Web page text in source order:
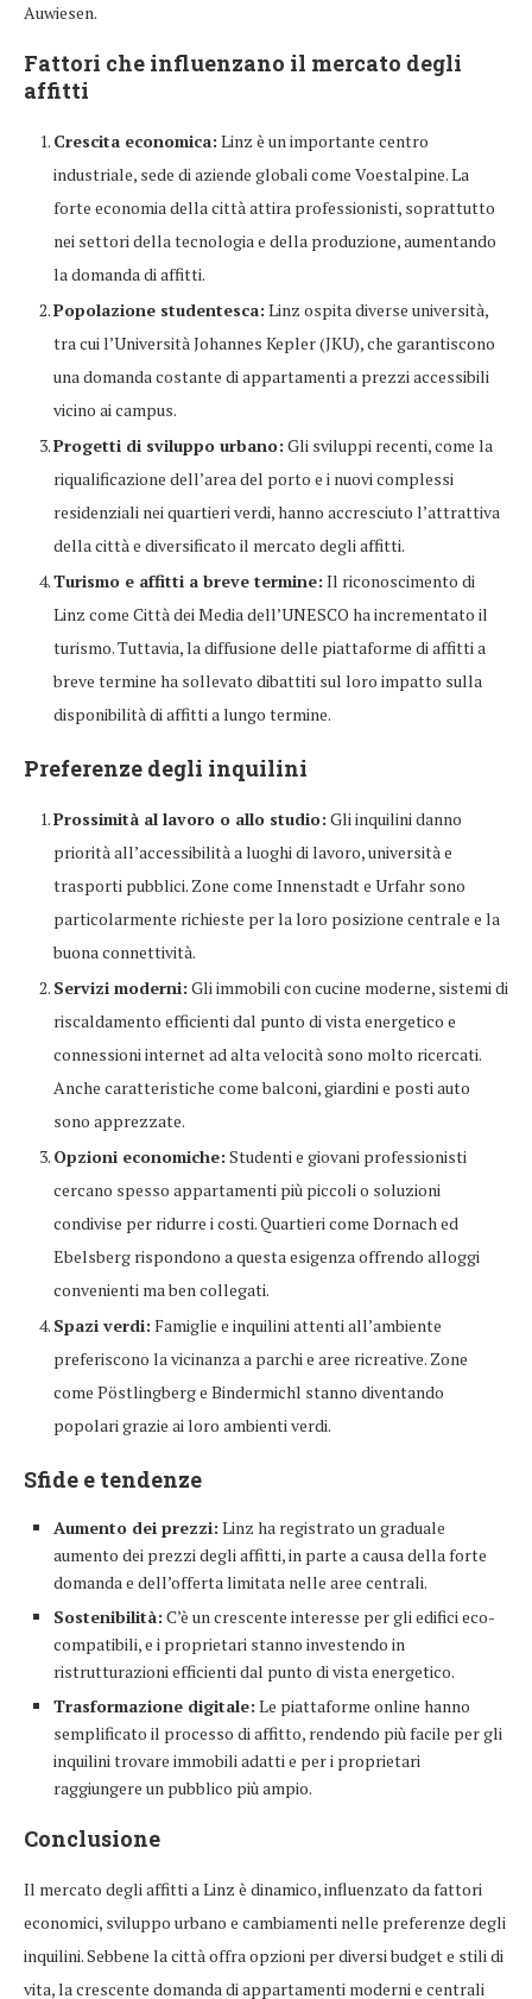
Auwiesen.
Fattori che influenzano il mercato degli
affitti
Crescita economica: Linz è un importante centro
industriale, sede di aziende globali come Voestalpine. La
forte economia della città attira professionisti, soprattutto
nei settori della tecnologia e della produzione, aumentando
la domanda di affitti.
Popolazione studentesca: Linz ospita diverse università,
tra cui l’Università Johannes Kepler (JKU), che garantiscono
una domanda costante di appartamenti a prezzi accessibili
vicino ai campus.
Progetti di sviluppo urbano: Gli sviluppi recenti, come la
riqualificazione dell’area del porto e i nuovi complessi
residenziali nei quartieri verdi, hanno accresciuto l’attrattiva
della città e diversificato il mercato degli affitti.
Turismo e affitti a breve termine: Il riconoscimento di
Linz come Città dei Media dell’UNESCO ha incrementato il
turismo. Tuttavia, la diffusione delle piattaforme di affitti a
breve termine ha sollevato dibattiti sul loro impatto sulla
disponibilità di affitti a lungo termine.
Preferenze degli inquilini
Prossimità al lavoro o allo studio: Gli inquilini danno
priorità all’accessibilità a luoghi di lavoro, università e
trasporti pubblici. Zone come Innenstadt e Urfahr sono
particolarmente richieste per la loro posizione centrale e la
buona connettività.
Servizi moderni: Gli immobili con cucine moderne, sistemi di
riscaldamento efficienti dal punto di vista energetico e
connessioni internet ad alta velocità sono molto ricercati.
Anche caratteristiche come balconi, giardini e posti auto
sono apprezzate.
Opzioni economiche: Studenti e giovani professionisti
cercano spesso appartamenti più piccoli o soluzioni
condivise per ridurre i costi. Quartieri come Dornach ed
Ebelsberg rispondono a questa esigenza offrendo alloggi
convenienti ma ben collegati.
Spazi verdi: Famiglie e inquilini attenti all’ambiente
preferiscono la vicinanza a parchi e aree ricreative. Zone
come Pöstlingberg e Bindermichl stanno diventando
popolari grazie ai loro ambienti verdi.
Sfide e tendenze
Aumento dei prezzi: Linz ha registrato un graduale
aumento dei prezzi degli affitti, in parte a causa della forte
domanda e dell’offerta limitata nelle aree centrali.
Sostenibilità: C’è un crescente interesse per gli edifici eco-
compatibili, e i proprietari stanno investendo in
ristrutturazioni efficienti dal punto di vista energetico.
Trasformazione digitale: Le piattaforme online hanno
semplificato il processo di affitto, rendendo più facile per gli
inquilini trovare immobili adatti e per i proprietari
raggiungere un pubblico più ampio.
Conclusione
Il mercato degli affitti a Linz è dinamico, influenzato da fattori
economici, sviluppo urbano e cambiamenti nelle preferenze degli
inquilini. Sebbene la città offra opzioni per diversi budget e stili di
vita, la crescente domanda di appartamenti moderni e centrali